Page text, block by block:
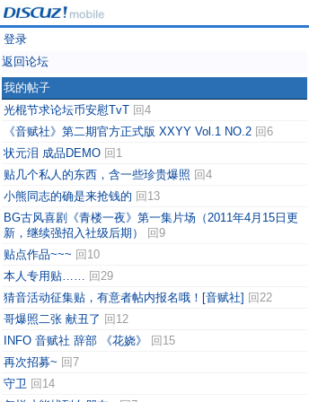
登录
返回论坛
我的帖子
光棍节求论坛币安慰TvT 回4
《音赋社》第二期官方正式版 XXYY Vol.1 NO.2 回6
状元泪 成品DEMO 回1
贴几个私人的东西，含一些珍贵爆照 回4
小熊同志的确是来抢钱的 回13
BG古风喜剧《青楼一夜》第一集片场（2011年4月15日更
新，继续强招入社级后期）
回9
贴点作品~~~ 回10
本人专用贴…… 回29
猜音活动征集贴，有意者帖内报名哦！[音赋社] 回22
哥爆照二张 献丑了 回12
INFO 音赋社 辞部 《花娆》
回15
再次招募~ 回7
守卫 回14